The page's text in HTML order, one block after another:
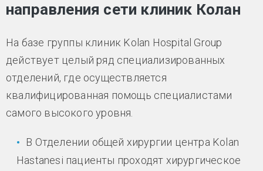
направления сети клиник Колан
На базе группы клиник Kolan Hospital Group
действует целый ряд специализированных
отделений, где осуществляется
квалифицированная помощь специалистами
самого высокого уровня.
В Отделении общей хирургии центра Kolan
Hastanesi пациенты проходят хирургическое